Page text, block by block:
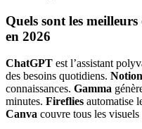
Quels sont les
en 2026
ChatGPT est l’assistant
des besoins quotidiens.
connaissances. Gamma
minutes. Fireflies automatise
Canva couvre tous les